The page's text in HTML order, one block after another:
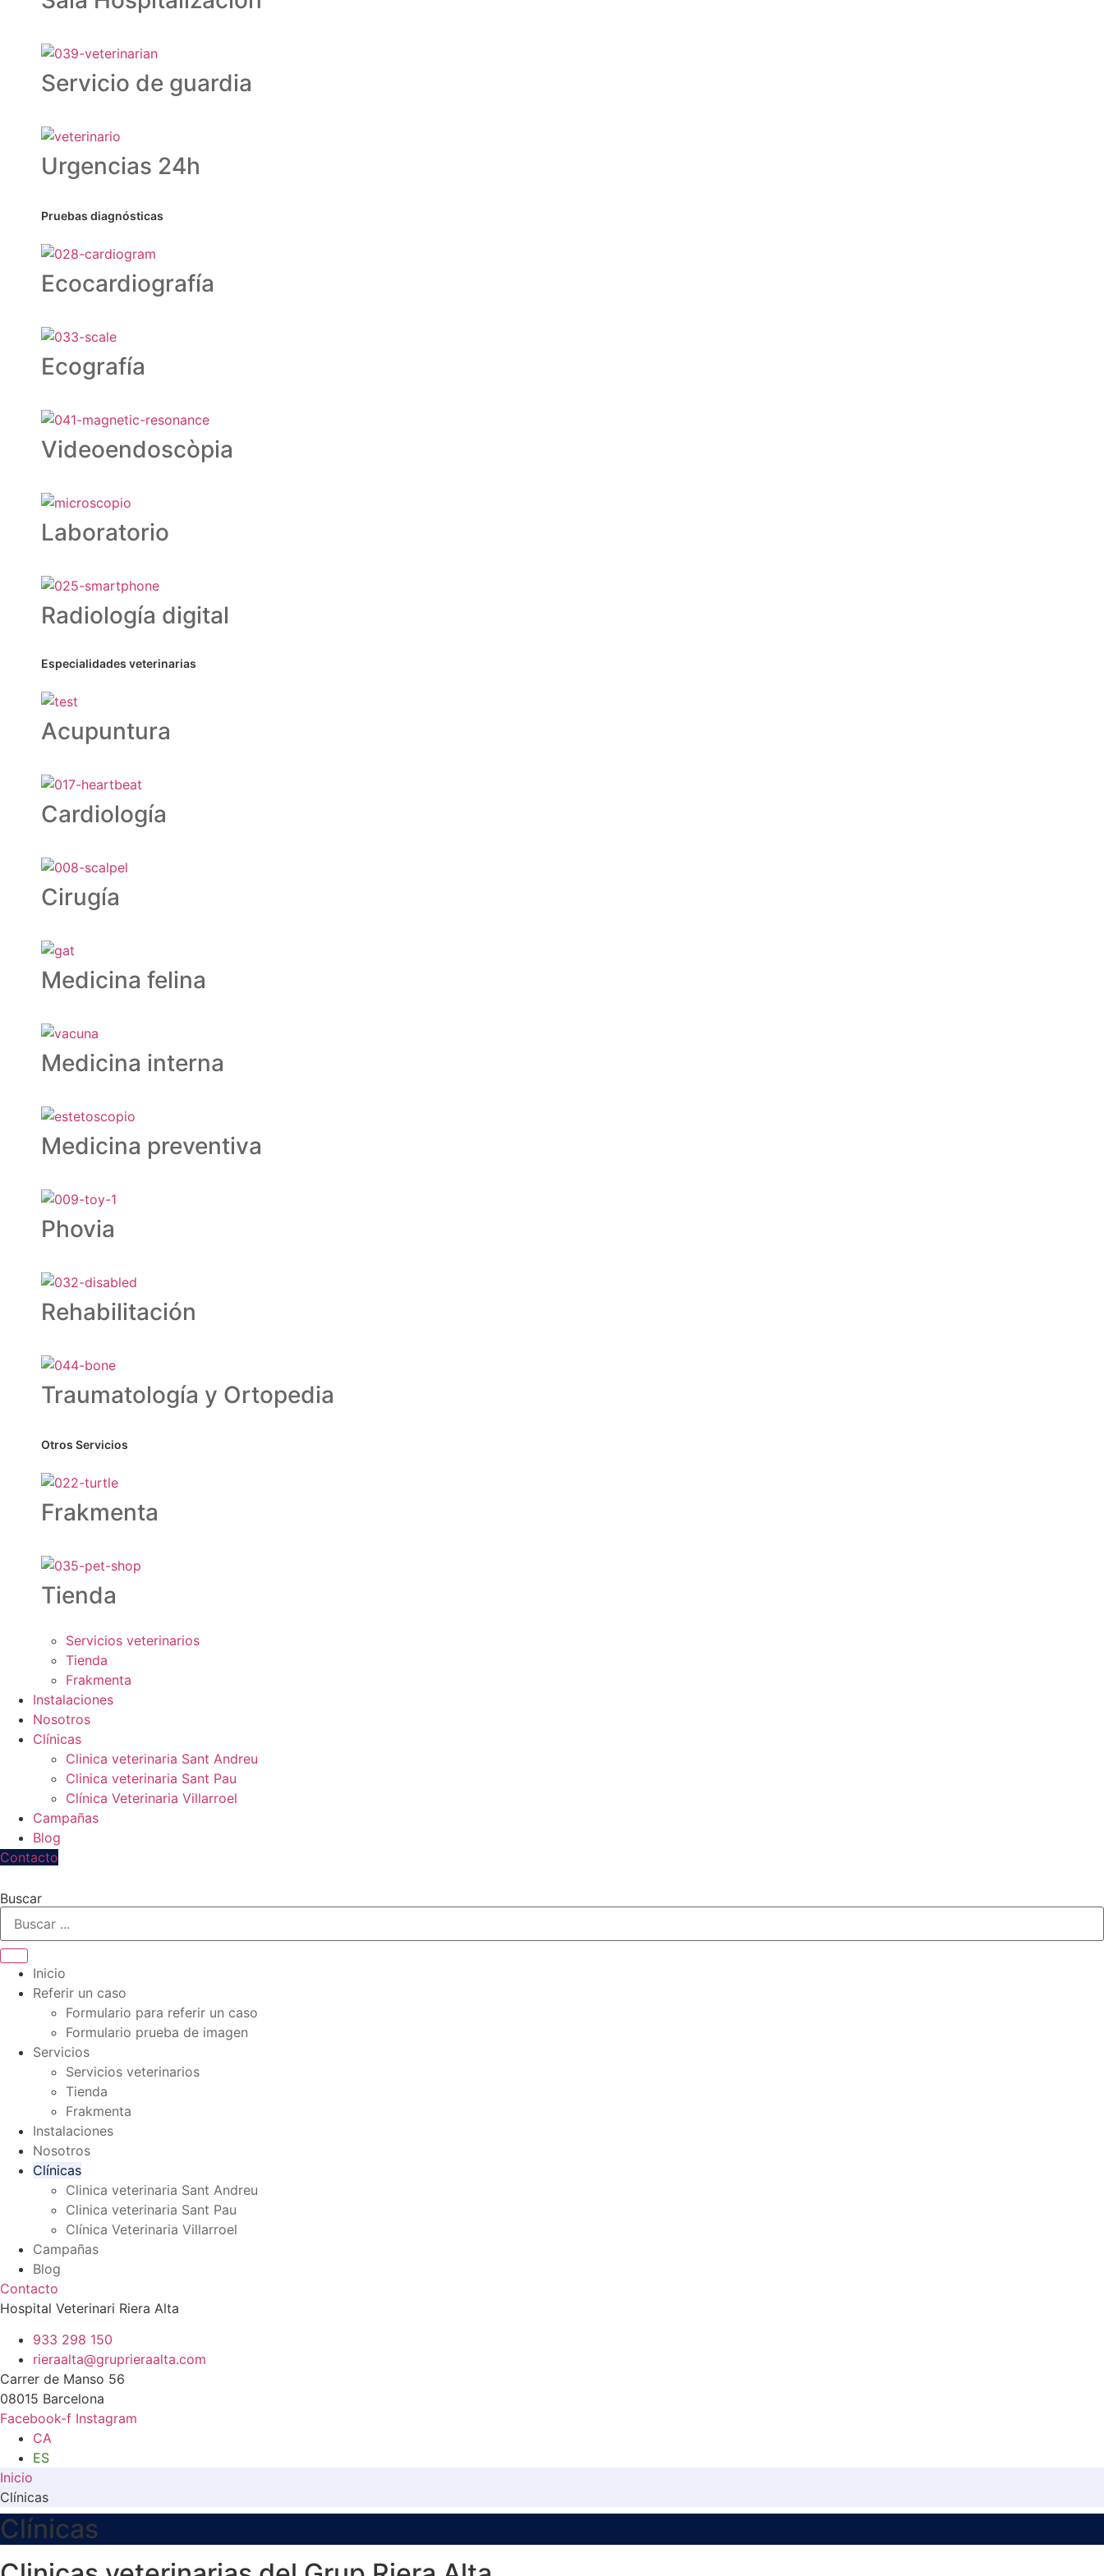
Servicio de guardia
Urgencias 24h
Pruebas diagnósticas
Ecocardiografía
Ecografía
Videoendoscòpia
Laboratorio
Radiología digital
Especialidades veterinarias
Acupuntura
Cardiología
Cirugía
Medicina felina
Medicina interna
Medicina preventiva
Phovia
Rehabilitación
Traumatología y Ortopedia
Otros Servicios
Frakmenta
Tienda
Servicios veterinarios
Tienda
Frakmenta
Instalaciones
Nosotros
Clínicas
Clinica veterinaria Sant Andreu
Clinica veterinaria Sant Pau
Clínica Veterinaria Villarroel
Campañas
Blog
Contacto
Buscar
Inicio
Referir un caso
Formulario para referir un caso
Formulario prueba de imagen
Servicios
Servicios veterinarios
Tienda
Frakmenta
Instalaciones
Nosotros
Clínicas
Clinica veterinaria Sant Andreu
Clinica veterinaria Sant Pau
Clínica Veterinaria Villarroel
Campañas
Blog
Contacto
Hospital Veterinari Riera Alta
933 298 150
rieraalta@gruprieraalta.com
Carrer de Manso 56
08015 Barcelona
Facebook-f Instagram
CA
ES
Inicio
Clínicas
Clínicas